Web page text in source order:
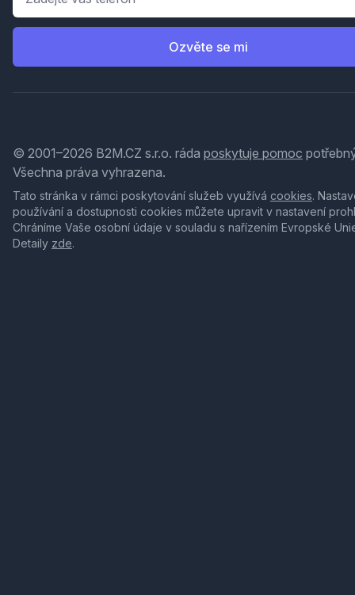
Ozvěte se mi
© 2001–2026 B2M.CZ s.r.o. ráda poskytuje pomoc
Všechna práva vyhrazena.
Tato stránka v rámci poskytování služeb využívá cookies.
používání a dostupnosti cookies můžete upravit v nastavení
Chráníme Vaše osobní údaje v souladu s nařízením Evropské
Detaily zde.